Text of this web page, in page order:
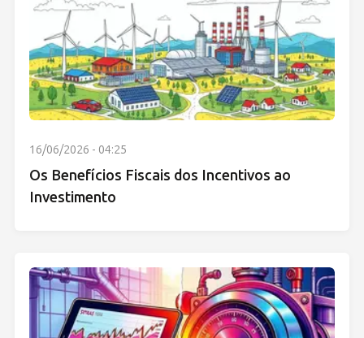
16/06/2026 - 04:25
Os Benefícios Fiscais dos Incentivos ao
Investimento